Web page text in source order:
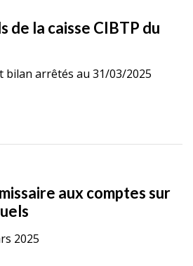
de la caisse CIBTP du
bilan arrêtés au 31/03/2025
aux comptes sur
2025